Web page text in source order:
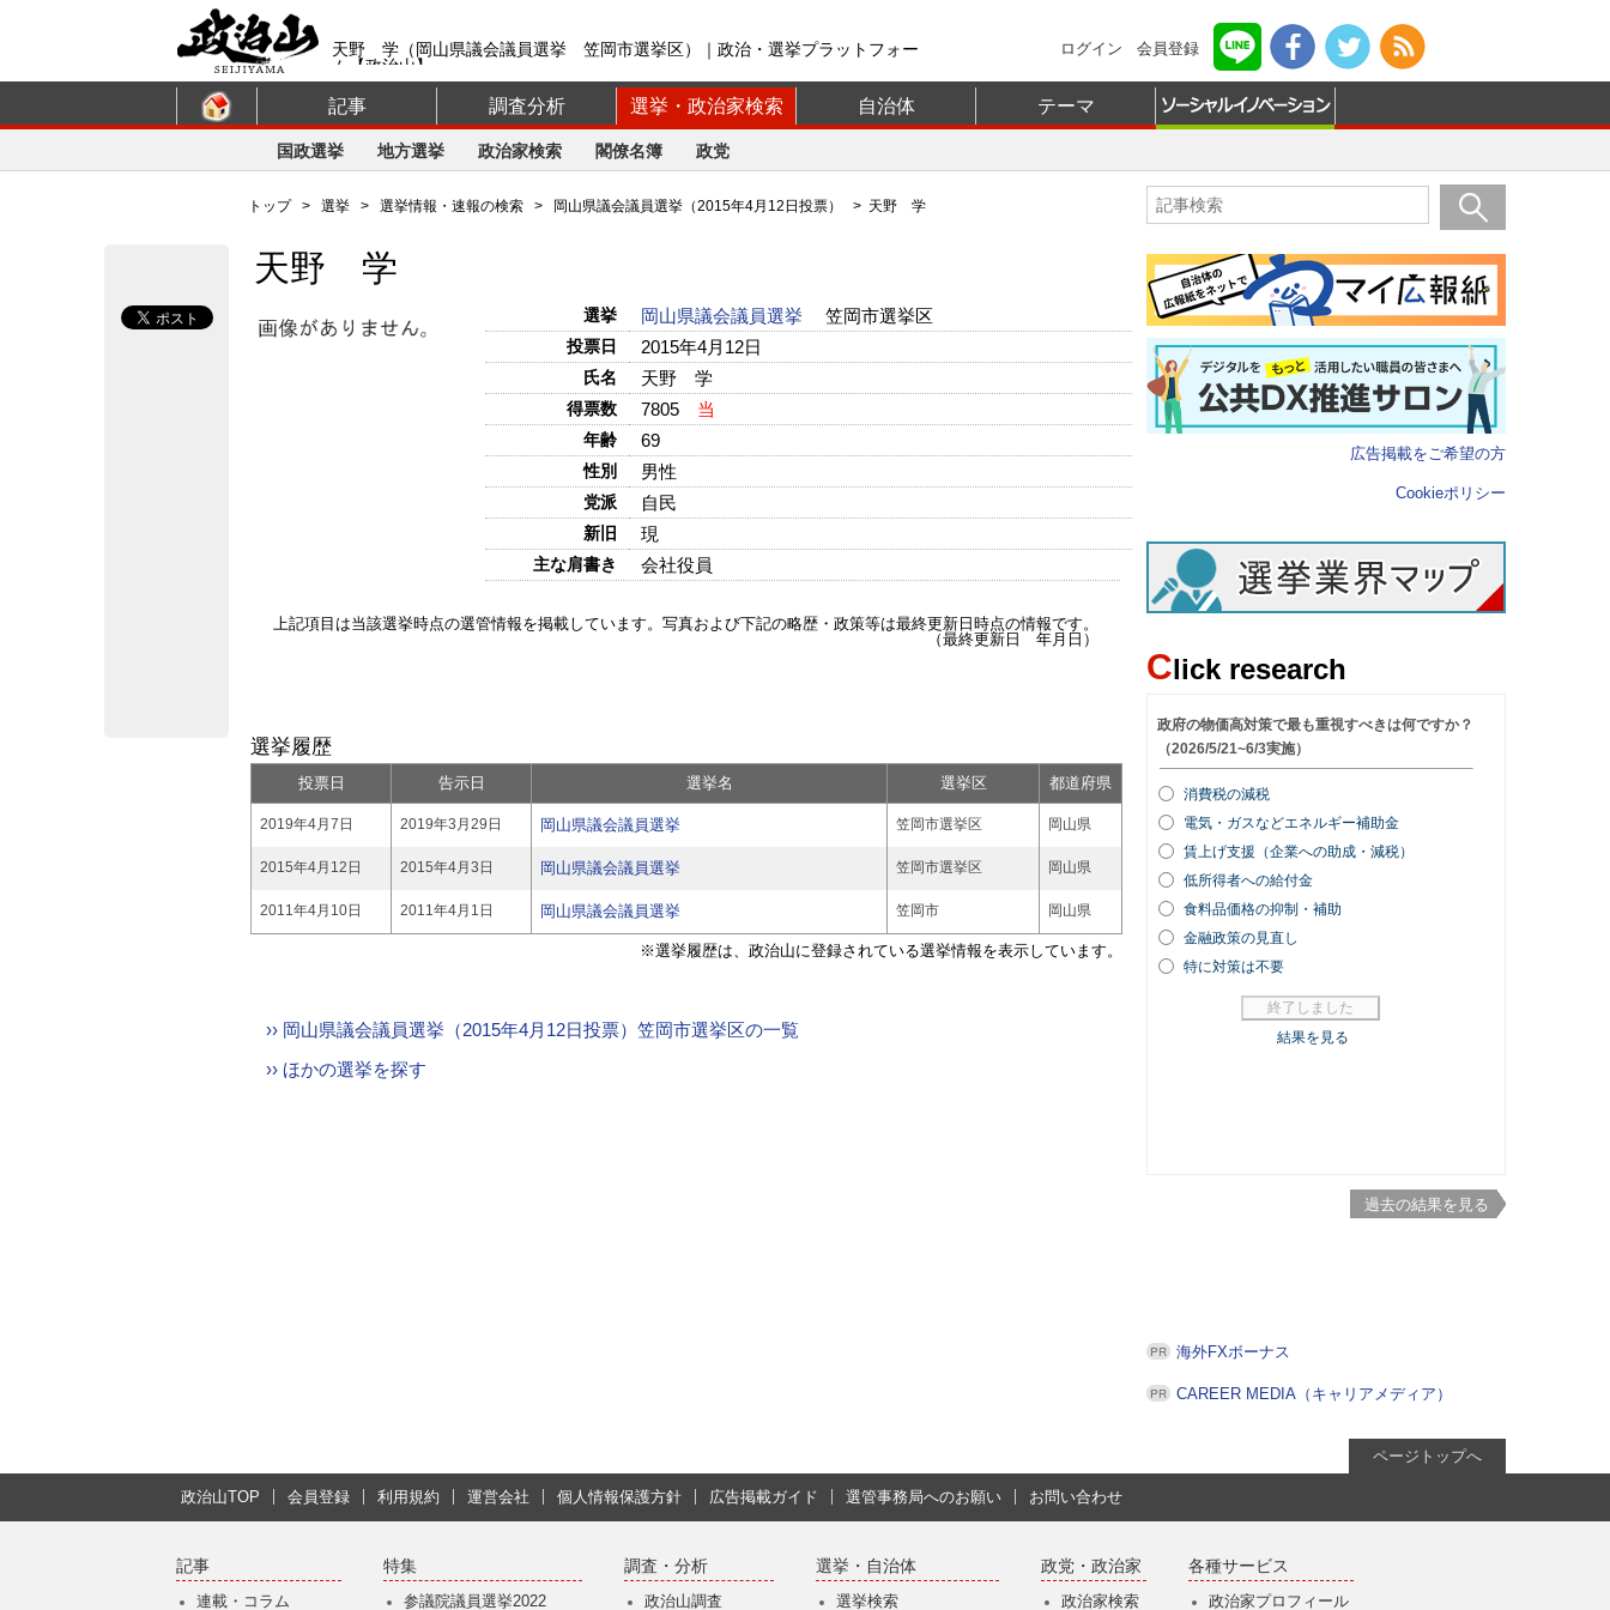
天野 学（岡山県議会議員選挙 笠岡市選挙区）｜政治・選挙プラットフォー
ム【政治山】
ログイン 会員登録
記事 調査分析 選挙・政治家検索 自治体 テーマ
国政選挙 地方選挙 政治家検索 閣僚名簿 政党
トップ> 選挙 > 選挙情報・速報の検索 > 岡山県議会議員選挙（2015年4月12日投票） > 天野 学
天野 学
選挙 岡山県議会議員選挙 笠岡市選挙区
投票日 2015年4月12日
氏名 天野 学
得票数 7805 当
年齢 69
性別 男性
党派 自民
新旧 現
主な肩書き 会社役員
上記項目は当該選挙時点の選管情報を掲載しています。写真および下記の略歴・政策等は最終更新日時点の情報です。
（最終更新日 年月日）
選挙履歴
投票日 告示日 選挙名 選挙区 都道府県
2019年4月7日 2019年3月29日 岡山県議会議員選挙 笠岡市選挙区 岡山県
2015年4月12日 2015年4月3日 岡山県議会議員選挙 笠岡市選挙区 岡山県
2011年4月10日 2011年4月1日 岡山県議会議員選挙 笠岡市 岡山県
※選挙履歴は、政治山に登録されている選挙情報を表示しています。
›› 岡山県議会議員選挙（2015年4月12日投票）笠岡市選挙区の一覧
›› ほかの選挙を探す
広告掲載をご希望の方
Cookieポリシー
Click research
過去の結果を見る
海外FXボーナス
CAREER MEDIA（キャリアメディア）
ページトップへ
政治山TOP 会員登録 利用規約 運営会社 個人情報保護方針 広告掲載ガイド 選管事務局へのお願い お問い合わせ
記事
連載・コラム
特集
参議院議員選挙2022
調査・分析
政治山調査
選挙・自治体
選挙検索
政党・政治家
政治家検索
各種サービス
政治家プロフィール